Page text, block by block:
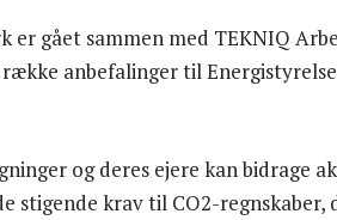
er gået sammen med TEKNIQ
anbefalinger til
og deres ejere kan bidrage
stigende krav til CO2-regnskaber,